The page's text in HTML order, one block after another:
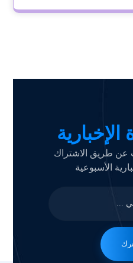
الإخبارية
عن طريق الاشتراك
الأسبوعية